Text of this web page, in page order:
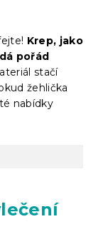
Krep, jako
pořád
stačí
žehlička
nabídky